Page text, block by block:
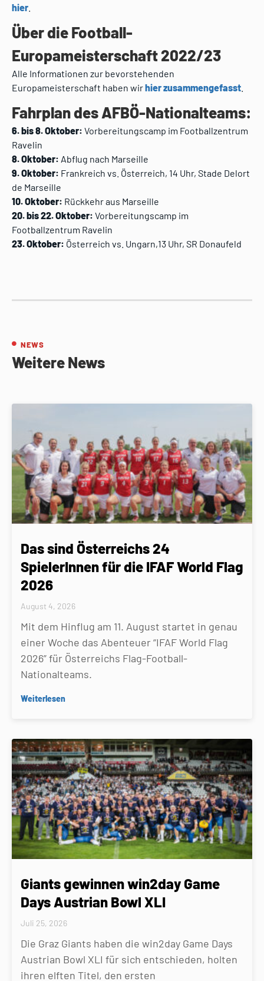
hier
Über die Football-
Europameisterschaft 2022/23
Alle Informationen zur bevorstehenden
Europameisterschaft haben wirhier zusammengefasst
Fahrplan des AFBÖ-Nationalteams:
6. bis 8. Oktober: Vorbereitungscamp im Footballzentrum
Ravelin
8. Oktober: Abflug nach Marseille
9. Oktober: Frankreich vs. Österreich, 14 Uhr, Stade Delort
de Marseille
10. Oktober: Rückkehr aus Marseille
20. bis 22. Oktober: Vorbereitungscamp im
Footballzentrum Ravelin
23. Oktober: Österreich vs. Ungarn,13 Uhr, SR Donaufeld
NEWS
Weitere News
Das sind Österreichs 24
SpielerInnen für die IFAF World Flag
2026
August 4, 2026
Mit dem Hinflug am 11. August startet in genau
einer Woche das Abenteuer “IFAF World Flag
2026” für Österreichs Flag-Football-
Nationalteams.
Weiterlesen
Giants gewinnen win2day Game
Days Austrian Bowl XLI
Juli 25, 2026
Die Graz Giants haben die win2day Game Days
Austrian Bowl XLI für sich entschieden, holten
ihren elften Titel, den ersten